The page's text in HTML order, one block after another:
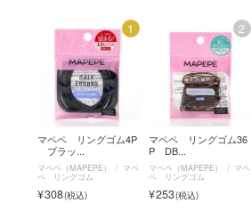
1
マペペ リングゴム4P
ブラッ...
マペペ（MAPEPE） マペ
ペ リングゴム
308
2
マペペ リングゴム36
P DB...
マペペ（MAPEPE） マペ
ペ リングゴム
253